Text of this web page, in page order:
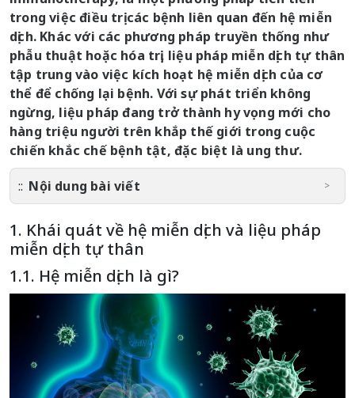
trong việc điều trị các bệnh liên quan đến hệ miễn
dịch. Khác với các phương pháp truyền thống như
phẫu thuật hoặc hóa trị, liệu pháp miễn dịch tự thân
tập trung vào việc kích hoạt hệ miễn dịch của cơ
thể để chống lại bệnh. Với sự phát triển không
ngừng, liệu pháp đang trở thành hy vọng mới cho
hàng triệu người trên khắp thế giới trong cuộc
chiến khắc chế bệnh tật, đặc biệt là ung thư.
Nội dung bài viết
1. Khái quát về hệ miễn dịch và liệu pháp
miễn dịch tự thân
1.1. Hệ miễn dịch là gì?